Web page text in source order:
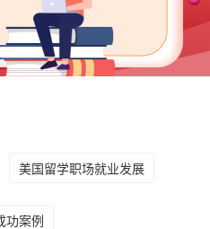
美国留学职场就业发展
功案例